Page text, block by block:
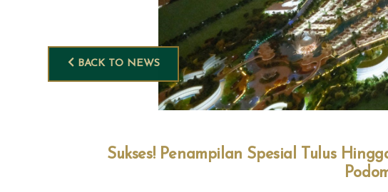
BACK TO NEWS
Sukses! Penampilan Spesial Tulus